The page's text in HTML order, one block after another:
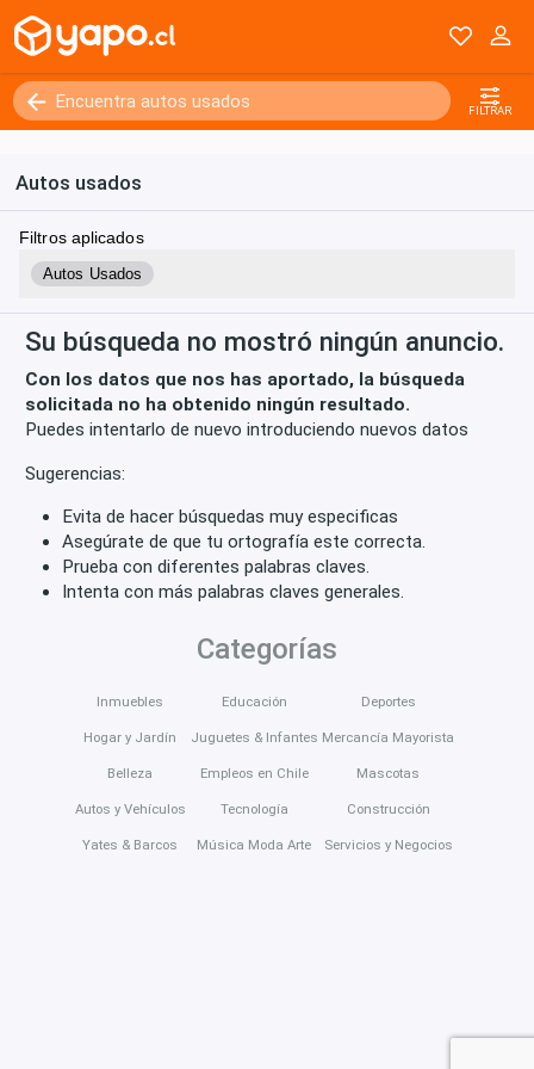
FILTRAR
Autos usados
Filtros aplicados
Autos Usados
Su búsqueda no mostró ningún anuncio.
Con los datos que nos has aportado, la búsqueda
solicitada no ha obtenido ningún resultado.
Puedes intentarlo de nuevo introduciendo nuevos datos
Sugerencias:
Evita de hacer búsquedas muy especificas
Asegúrate de que tu ortografía este correcta.
Prueba con diferentes palabras claves.
Intenta con más palabras claves generales.
Categorías
Inmuebles
Hogar y Jardín
Belleza
Autos y Vehículos
Yates & Barcos
Educación
Juguetes & Infantes
Empleos en Chile
Tecnología
Música Moda Arte
Deportes
Mercancía Mayorista
Mascotas
Construcción
Servicios y Negocios
Kilómetros